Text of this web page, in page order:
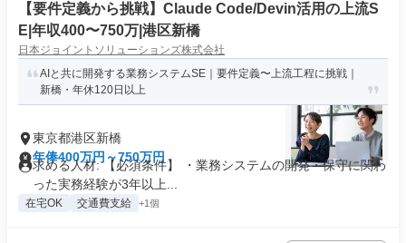
【要件定義から挑戦】Claude Code/Devin活用の上流S
E|年収400〜750万|港区新橋
日本ジョイントソリューションズ株式会社
AIと共に開発する業務システムSE｜要件定義〜上流工程に挑戦｜
新橋・年休120日以上
東京都港区新橋
年俸400万円～750万円
求める人材: 【必須条件】 ・業務システムの開発・保守に関わ
った実務経験が3年以上...
在宅OK 交通費支給 +1個